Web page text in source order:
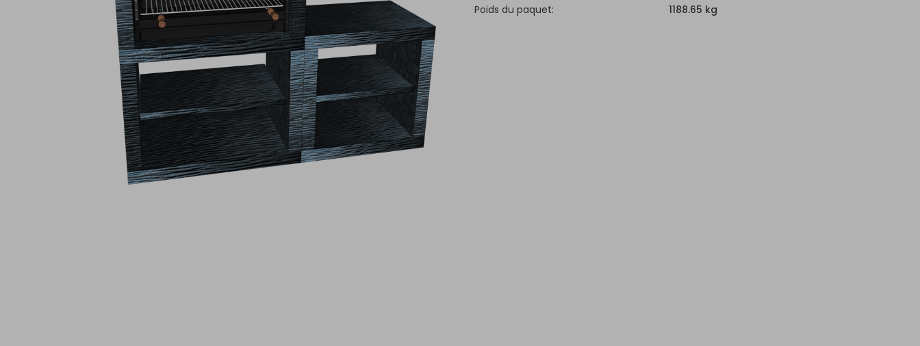
Poids du paquet:
1188.65 kg